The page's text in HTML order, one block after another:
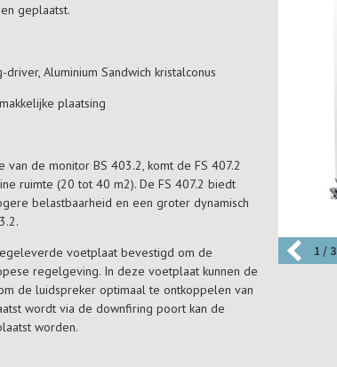
geplaatst.
Aluminium Sandwich kristalconus
plaatsing
de monitor BS 403.2, komt de FS 407.2
ruimte (20 tot 40 m2). De FS 407.2 biedt
belastbaarheid en een groter dynamisch
voetplaat bevestigd om de
regelgeving. In deze voetplaat kunnen de
de luidspreker optimaal te ontkoppelen van
wordt via de downfiring poort kan de
worden.
1 / 3